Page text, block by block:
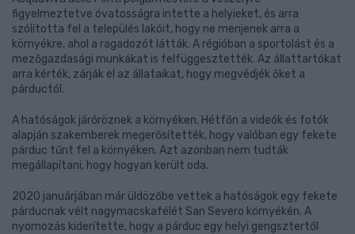
figyelmeztetve óvatosságra intette a helyieket, és arra
szólította fel a település lakóit, hogy ne menjenek arra a
környékre, ahol a ragadozót látták. A régióban a sportolást és a
mezőgazdasági munkákat is felfüggesztették. Az állattartókat
arra kérték, zárják el az állataikat, hogy megvédjék őket a
párductól.
A hatóságok járőröznek a környéken. Hétfőn a videók és fotók
alapján szakemberek megerősítették, hogy valóban egy fekete
párduc tűnt fel a környéken. Azt azonban nem tudták
megállapítani, hogy hogyan került oda.
2020 januárjában már üldözőbe vettek a hatóságok egy fekete
párducnak vélt nagymacskafélét San Severo környékén. A
nyomozás kiderítette, hogy a párduc egy helyi gengsztertől